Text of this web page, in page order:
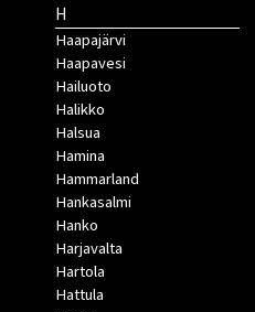
H
Haapajärvi
Haapavesi
Hailuoto
Halikko
Halsua
Hamina
Hammarland
Hankasalmi
Hanko
Harjavalta
Hartola
Hattula